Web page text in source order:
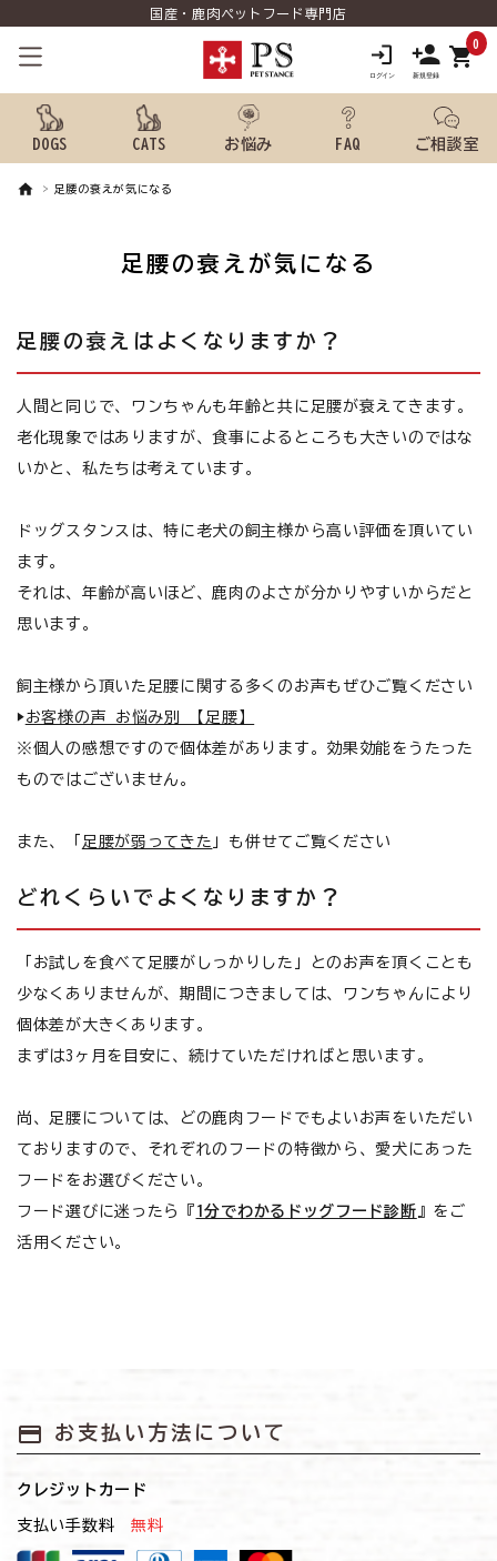
国産・鹿肉ペットフード専門店
shopping_cart0
DOGS CATS お悩み FAQ ご相談室
meeting_room ログイン person 新規会員登録
犬用品から探す
よくあるご質問
ご利用ガイド
ご相談室
プライバシーポリシー
0120-40-1387
足腰の衰えが気になる
足腰の衰えが気になる
足腰の衰えはよくなりますか？
人間と同じで、ワンちゃんも年齢と共に足腰が衰えてきます。
老化現象ではありますが、食事によるところも大きいのではな
いかと、私たちは考えています。
ドッグスタンスは、特に老犬の飼主様から高い評価を頂いてい
ます。
それは、年齢が高いほど、鹿肉のよさが分かりやすいからだと
思います。
飼主様から頂いた足腰に関する多くのお声もぜひご覧ください
▶お客様の声 お悩み別 【足腰】
※個人の感想ですので個体差があります。効果効能をうたった
ものではございません。
また、「 足腰が弱ってきた 」も併せてご覧ください
どれくらいでよくなりますか？
「お試しを食べて足腰がしっかりした」とのお声を頂くことも
少なくありませんが、期間につきましては、ワンちゃんにより
個体差が大きくあります。
まずは3ヶ月を目安に、続けていただければと思います。
尚、足腰については、どの鹿肉フードでもよいお声をいただい
ておりますので、それぞれのフードの特徴から、愛犬にあった
フードをお選びください。
フード選びに迷ったら『 1分でわかるドッグフード診断 』をご
活用ください。
payment お支払い方法について
クレジットカード
支払い手数料 無料